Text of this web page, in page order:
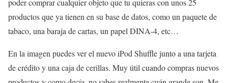
poder comprar cualquier objeto que tu quieras con unos 25
productos que ya tienen en su base de datos, como un paquete de
tabaco, una baraja de cartas, un papel DINA-4, etc…
En la imagen puedes ver el nuevo iPod Shuffle junto a una tarjeta
de crédito y una caja de cerillas. Muy útil cuando compras nuevos